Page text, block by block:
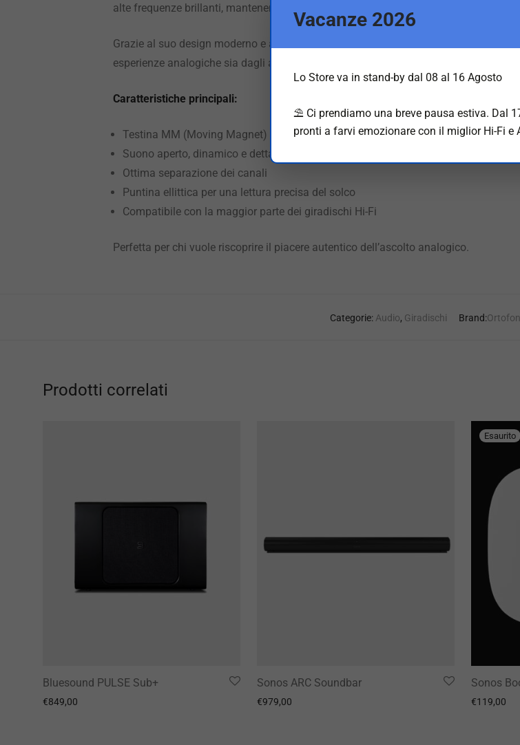
alte frequenze brillanti, mantenendo sempre grande musicalità e controllo.
Grazie al suo design moderno e alla facilità di installazione, rappresenta una delle
esperienze analogiche sia dagli audiofili che cercano qualità e affidabilità.
Caratteristiche principali:
Testina MM (Moving Magnet)
Suono aperto, dinamico e dettagliato
Ottima separazione dei canali
Puntina ellittica per una lettura precisa del solco
Compatibile con la maggior parte dei giradischi Hi-Fi
Perfetta per chi vuole riscoprire il piacere autentico dell’ascolto analogico.
Categorie: Audio, Giradischi Brand:Ortofon
Prodotti correlati
Bluesound PULSE Sub+
€849,00
Sonos ARC Soundbar
€979,00
Sonos
€119,00
Vacanze 2026
Lo Store va in stand-by dal 08 al 16 Agosto
⛱️ Ci prendiamo una breve pausa estiva. Dal
pronti a farvi emozionare con il miglior Hi-Fi e